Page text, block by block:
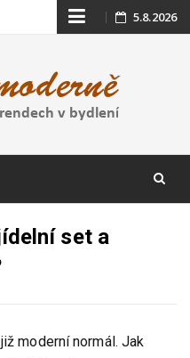
Skip
content
5.8.2026
set a
moderní normál. Jak